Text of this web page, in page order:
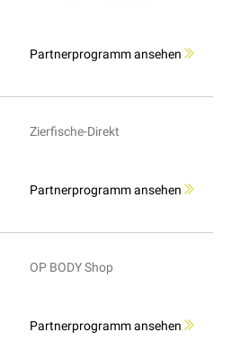
Partnerprogramm ansehen
Zierfische-Direkt
Partnerprogramm ansehen
OP BODY Shop
Partnerprogramm ansehen